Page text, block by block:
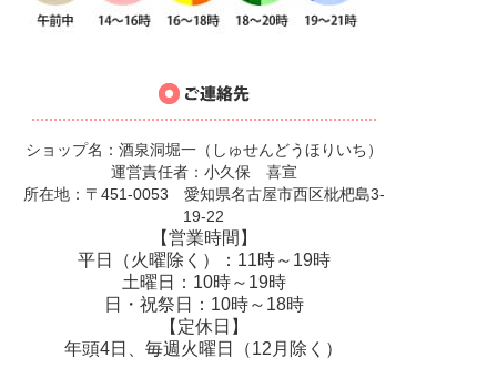
ショップ名：酒泉洞堀一（しゅせんどうほりいち）
運営責任者：小久保 喜宣
所在地：〒451-0053 愛知県名古屋市西区枇杷島3-
19-22
【営業時間】
平日（火曜除く）：11時～19時
土曜日：10時～19時
日・祝祭日：10時～18時
【定休日】
年頭4日、毎週火曜日（12月除く）